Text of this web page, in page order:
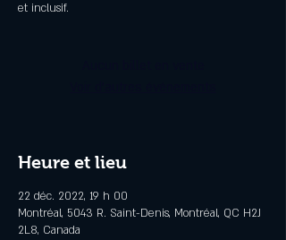
et inclusif.
Heure et lieu
22 déc. 2022, 19 h 00
Montréal, 5043 R. Saint-Denis, Montréal, QC H2J
2L8, Canada